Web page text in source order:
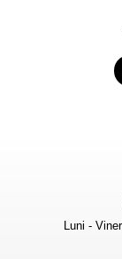
Luni -